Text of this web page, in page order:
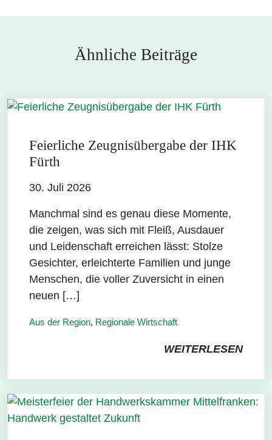
Ähnliche Beiträge
Feierliche Zeugnisübergabe der IHK
Fürth
30. Juli 2026
Manchmal sind es genau diese Momente,
die zeigen, was sich mit Fleiß, Ausdauer
und Leidenschaft erreichen lässt: Stolze
Gesichter, erleichterte Familien und junge
Menschen, die voller Zuversicht in einen
neuen […]
Aus der Region, Regionale Wirtschaft
WEITERLESEN